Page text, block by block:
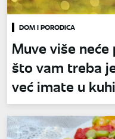
DOM I PORODICA
Muve više
što vam treba
već imate u